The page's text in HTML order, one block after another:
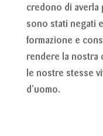
credono di averla
sono stati negati
formazione e
rendere la nostra
le nostre stesse
d’uomo.